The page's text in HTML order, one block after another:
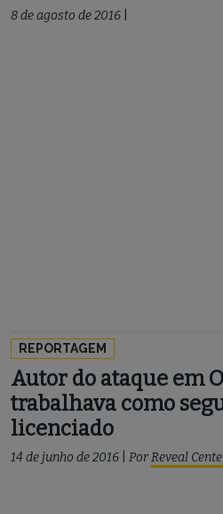
8 de agosto de 2016
REPORTAGEM
Autor do ataque em
trabalhava como
licenciado
14 de junho de 2016 PorReveal